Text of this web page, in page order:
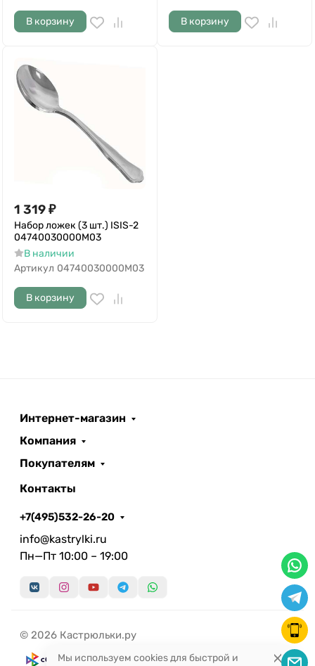
В корзину В корзину
1 319₽
Набор ложек (3 шт.) ISIS-2
04740030000M03
В наличии
Артикул 04740030000M03
В корзину
Интернет-магазин
Компания
Покупателям
Контакты
+7(495)532-26-20
info@kastrylki.ru
Пн—Пт 10:00 – 19:00
© 2026 Кастрюльки.ру
Мы используем cookies для быстрой и